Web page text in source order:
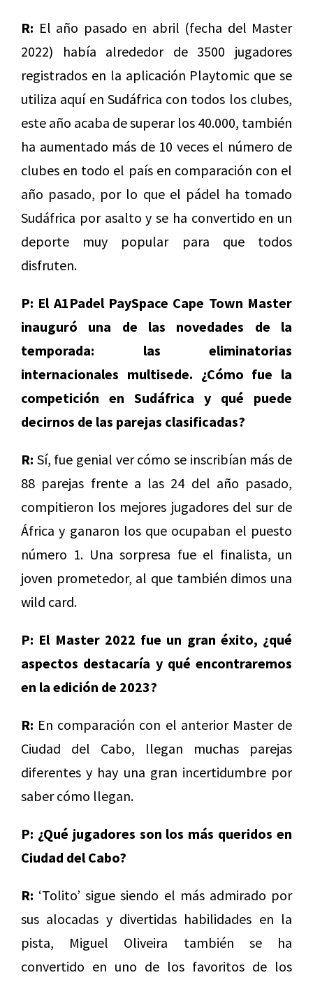
R: El año pasado en abril (fecha del Master
2022) había alrededor de 3500 jugadores
registrados en la aplicación Playtomic que se
utiliza aquí en Sudáfrica con todos los clubes,
este año acaba de superar los 40.000, también
ha aumentado más de 10 veces el número de
clubes en todo el país en comparación con el
año pasado, por lo que el pádel ha tomado
Sudáfrica por asalto y se ha convertido en un
deporte muy popular para que todos
disfruten.
P: El A1Padel PaySpace Cape Town Master
inauguró una de las novedades de la
temporada: las eliminatorias
internacionales multisede. ¿Cómo fue la
competición en Sudáfrica y qué puede
decirnos de las parejas clasificadas?
R: Sí, fue genial ver cómo se inscribían más de
88 parejas frente a las 24 del año pasado,
compitieron los mejores jugadores del sur de
África y ganaron los que ocupaban el puesto
número 1. Una sorpresa fue el finalista, un
joven prometedor, al que también dimos una
wild card.
P: El Master 2022 fue un gran éxito, ¿qué
aspectos destacaría y qué encontraremos
en la edición de 2023?
R: En comparación con el anterior Master de
Ciudad del Cabo, llegan muchas parejas
diferentes y hay una gran incertidumbre por
saber cómo llegan.
P: ¿Qué jugadores son los más queridos en
Ciudad del Cabo?
R: ‘Tolito’ sigue siendo el más admirado por
sus alocadas y divertidas habilidades en la
pista, Miguel Oliveira también se ha
convertido en uno de los favoritos de los